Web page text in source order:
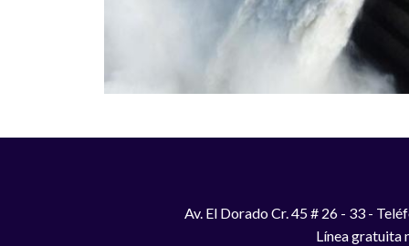
Av. El Dorado Cr. 45 # 26 - 33 -
Línea gratuita